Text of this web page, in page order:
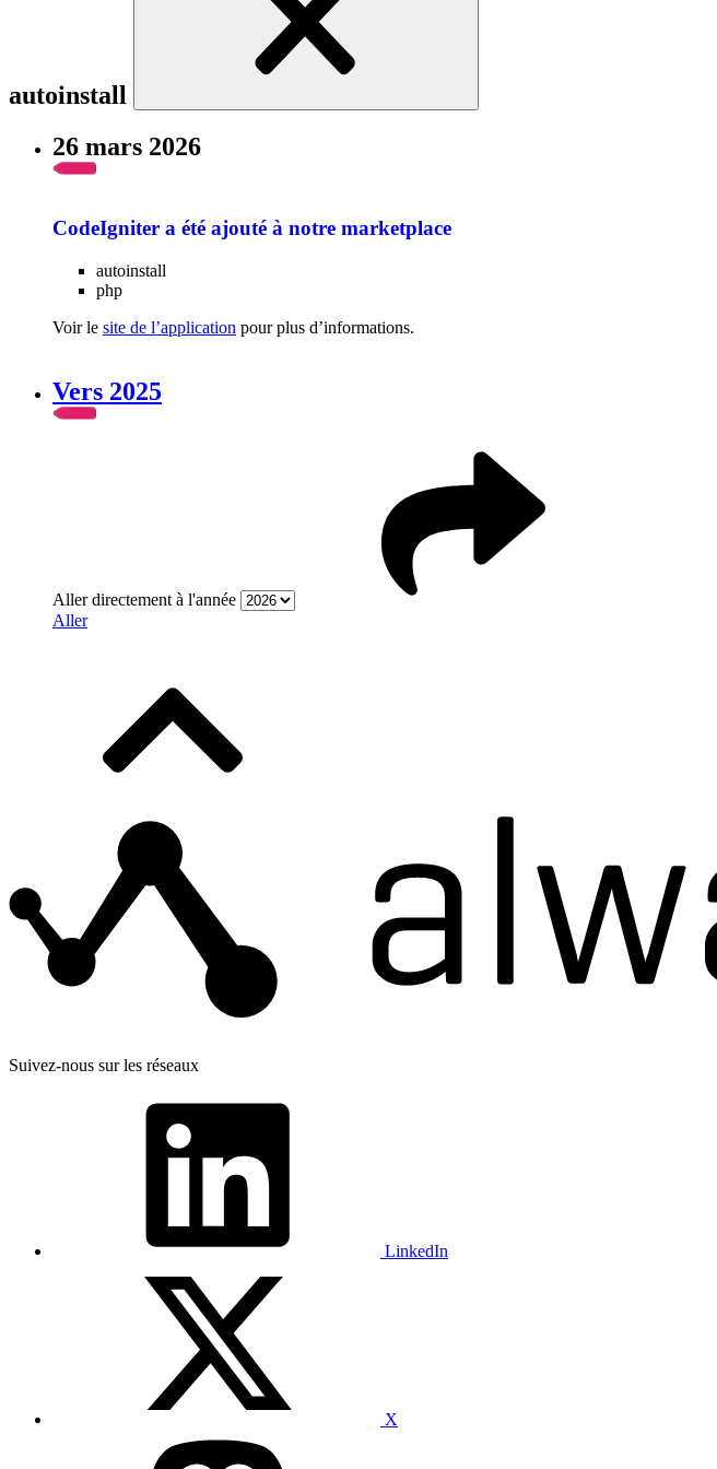
autoinstall
26 mars 2026
CodeIgniter a été ajouté à notre marketplace
autoinstall
php
Voir le site de l’application pour plus d’informations.
Vers 2025
Aller directement à l'année
Aller
Suivez-nous sur les réseaux
LinkedIn
X